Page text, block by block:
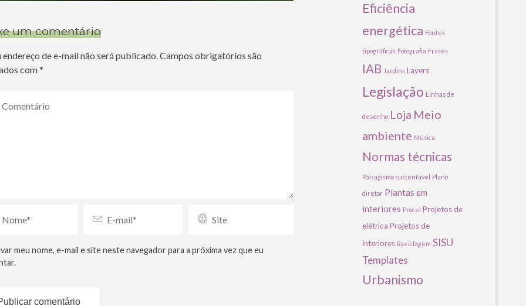
um comentário
endereço de e-mail não será publicado. Campos obrigatórios são
com*
meu nome, e-mail e site neste navegador para a próxima vez que eu
Eficiência
energética Fontes
tipográficas Fotografia Frases
IAB Jardins Layers
Legislação Linhas de
desenho Loja Meio
ambiente Música
Normas técnicas
Paisagismo sustentável Plano
diretor Plantas em
interiores Procel Projetos de
elétrica Projetos de
interiores Reciclagem SISU
Templates
Urbanismo